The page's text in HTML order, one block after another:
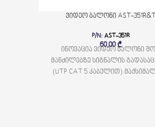
ვიდეო ბალონი AST-351R&T
P/N: AST-351R
60,00 ₾
ინოვაცია ვიდეო ბალონი
მანძილებზე სიგნალის
(UTP CAT 5